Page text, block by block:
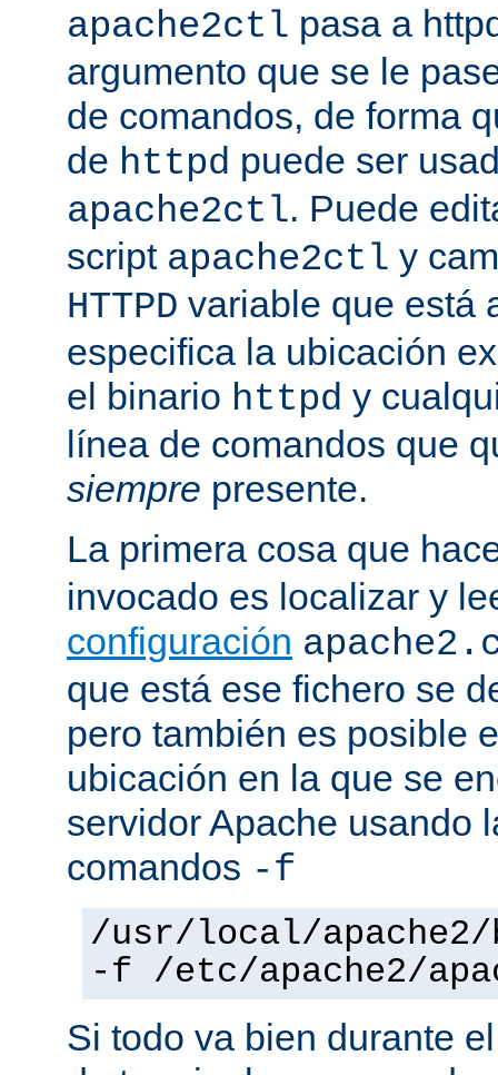
apache2ctl pasa a
argumento que se le
de comandos, de forma
de httpd puede ser
apache2ctl. Puede
script apache2ctl y
HTTPD variable que está
especifica la ubicación
el binario httpd y
línea de comandos que
siempre presente.
La primera cosa que
invocado es localizar y
configuración
que está ese fichero se
pero también es posible
ubicación en la que se
servidor Apache usando
comandos -f
/usr/local/
-f /etc/apache2/
Si todo va bien durante